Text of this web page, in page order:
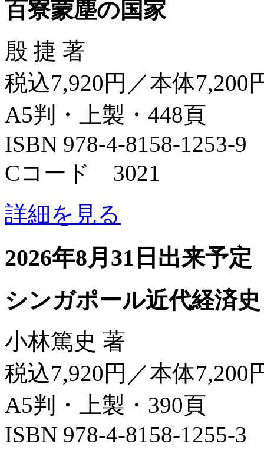
百寮蒙塵の国家
殷 捷 著
税込7,920円／本体7,200
A5判・上製・448頁
ISBN 978-4-8158-1253-9
Cコード 3021
詳細を見る
2026年8月31日出来予定
シンガポール近代経済史
小林篤史 著
税込7,920円／本体7,200
A5判・上製・390頁
ISBN 978-4-8158-1255-3